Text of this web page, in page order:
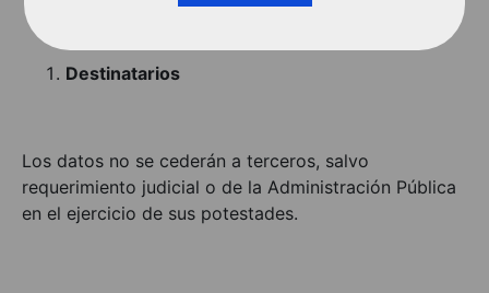
Destinatarios
Los datos no se cederán a terceros, salvo
requerimiento judicial o de la Administración Pública
en el ejercicio de sus potestades.